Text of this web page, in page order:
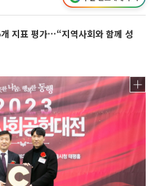
지표 평가…“지역사회와 함께 성